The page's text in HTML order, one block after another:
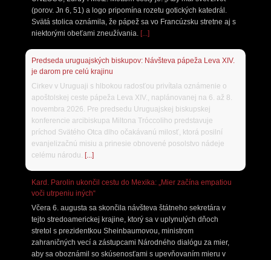
(porov. Jn 6, 51) a logo pripomína rozetu gotických katedrál.
Svätá stolica oznámila, že pápež sa vo Francúzsku stretne aj s
niektorými obeťami zneužívania. [...]
Predseda uruguajských biskupov: Návšteva pápeža Leva XIV.
je darom pre celú krajinu
Cirkev v Uruguaji s hlbokou radosťou privítala oznámenie o
apoštolskej ceste pápeža Leva XIV., naplánovanej na 6. až 8.
novembra 2026. Pre predsedu Uruguajskej biskupskej
konferencie arcibiskupa Miltona Tróccoliho predstavuje
príchod Svätého Otca dlho očakávanú milosť, ktorá posilní
evanjelizačnú misiu a prinesie obnovené posolstvo nádeje
celému národu. [...]
Kard. Parolin ukončil cestu do Mexika: „Mier začína empatiou
voči utrpeniu iných“
Včera 6. augusta sa skončila návšteva štátneho sekretára v
tejto stredoamerickej krajine, ktorý sa v uplynulých dňoch
stretol s prezidentkou Sheinbaumovou, ministrom
zahraničných vecí a zástupcami Národného dialógu za mier,
aby sa oboznámil so skúsenosťami s upevňovaním mieru v